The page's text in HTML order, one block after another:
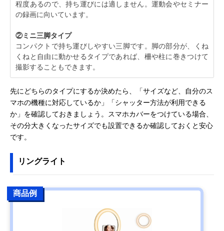
程度あるので、持ち運びには適しません。運動会やセミナー
の録画に向いています。
②ミニ三脚タイプ
コンパクトで持ち運びしやすい三脚です。脚の部分が、くね
くねと自由に動かせるタイプであれば、柵や柱に巻きつけて
撮影することもできます。
先にどちらのタイプにするか決めたら、「サイズなど、自分のス
マホの機種に対応しているか」「シャッター方法が利用できる
か」を確認しておきましょう。スマホカバーをつけている場合、
その分大きくなったサイズでも設置できるか確認しておくと安心
です。
リングライト
商品例